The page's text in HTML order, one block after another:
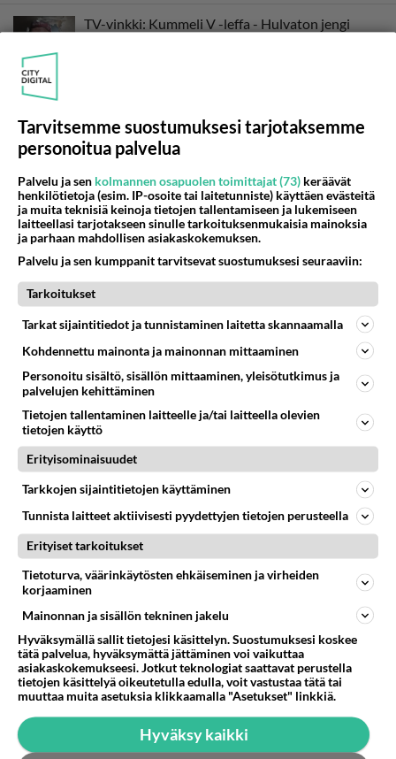
TV-vinkki: Kummeli V -leffa - Hulvaton jengi
LUETUIMMAT
Tarvitsemme suostumuksesi tarjotaksemme
personoitua palvelua
Palvelu ja sen kolmannen osapuolen toimittajat (73) keräävät
henkilötietoja (esim. IP-osoite tai laitetunniste) käyttäen evästeitä
ja muita teknisiä keinoja tietojen tallentamiseen ja lukemiseen
laitteellasi tarjotakseen sinulle tarkoituksenmukaisia mainoksia
ja parhaan mahdollisen asiakaskokemuksen.
Palvelu ja sen kumppanit tarvitsevat suostumuksesi seuraaviin:
Tarkoitukset
Tarkat sijaintitiedot ja tunnistaminen laitetta skannaamalla
Kohdennettu mainonta ja mainonnan mittaaminen
Personoitu sisältö, sisällön mittaaminen, yleisötutkimus ja
palvelujen kehittäminen
Tietojen tallentaminen laitteelle ja/tai laitteella olevien
tietojen käyttö
Erityisominaisuudet
Tarkkojen sijaintitietojen käyttäminen
Tunnista laitteet aktiivisesti pyydettyjen tietojen perusteella
Erityiset tarkoitukset
Tietoturva, väärinkäytösten ehkäiseminen ja virheiden
korjaaminen
Mainonnan ja sisällön tekninen jakelu
Hyväksymällä sallit tietojesi käsittelyn. Suostumuksesi koskee
tätä palvelua, hyväksymättä jättäminen voi vaikuttaa
asiakaskokemukseesi. Jotkut teknologiat saattavat perustella
tietojen käsittelyä oikeutetulla edulla, voit vastustaa tätä tai
muuttaa muita asetuksia klikkaamalla "Asetukset" linkkiä.
Hyväksy kaikki